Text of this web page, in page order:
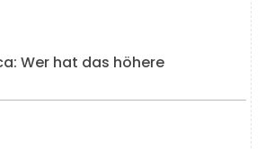
Wer hat das höhere